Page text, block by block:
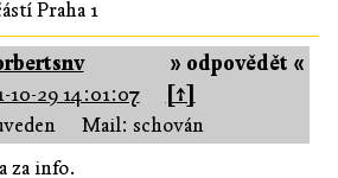
Praha 1
» odpovědět «
10-29 14:01:07
[↑]
Mail: schován
za info.